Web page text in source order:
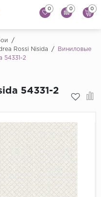
Andrea Rossi
Bernardo
Cristiana Masi
Decori Decori
...
0 0 0
/
Rossi Nisida /
Виниловые
54331-2
54331-2